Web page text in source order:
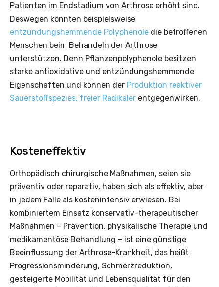
Patienten im Endstadium von Arthrose erhöht sind.
Deswegen könnten beispielsweise
entzündungshemmende Polyphenole die betroffenen
Menschen beim Behandeln der Arthrose
unterstützen. Denn Pflanzenpolyphenole besitzen
starke antioxidative und entzündungshemmende
Eigenschaften und können der Produktion reaktiver
Sauerstoffspezies, freier Radikaler entgegenwirken.
Kosteneffektiv
Orthopädisch chirurgische Maßnahmen, seien sie
präventiv oder reparativ, haben sich als effektiv, aber
in jedem Falle als kostenintensiv erwiesen. Bei
kombiniertem Einsatz konservativ-therapeutischer
Maßnahmen – Prävention, physikalische Therapie und
medikamentöse Behandlung – ist eine günstige
Beeinflussung der Arthrose-Krankheit, das heißt
Progressionsminderung, Schmerzreduktion,
gesteigerte Mobilität und Lebensqualität für den